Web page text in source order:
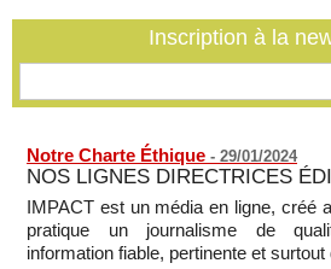
06/08/2026 - Inscription à la
Notre Charte Éthique - 29/01/2024
NOS LIGNES DIRECTRICES
IMPACT est un média en ligne, créé
pratique un journalisme de
information fiable, pertinente et